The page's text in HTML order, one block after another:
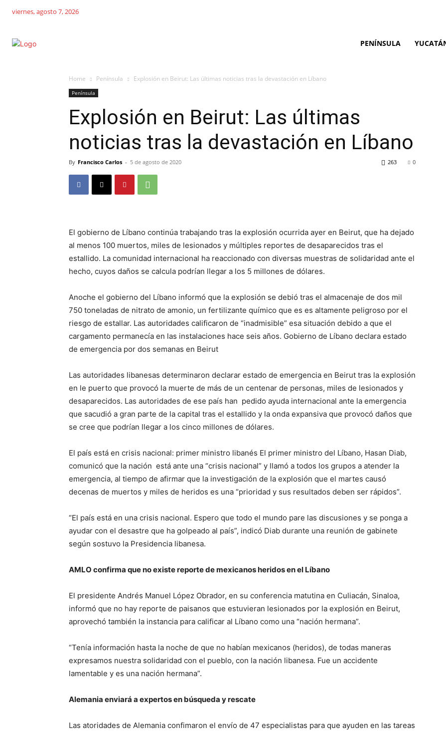
viernes, agosto 7, 2026
PENÍNSULA
Home Península Explosión en Beirut: Las últimas noticias tras la devastación en Líbano
Península
Explosión en Beirut: Las últimas
noticias tras la devastación en Líbano
By Francisco Carlos - 5 de agosto de 2020 0
263
El gobierno de Líbano continúa trabajando tras la explosión ocurrida ayer en Beirut, que ha dejado
al menos 100 muertos, miles de lesionados y múltiples reportes de desaparecidos tras el
estallido. La comunidad internacional ha reaccionado con diversas muestras de solidaridad ante el
hecho, cuyos daños se calcula podrían llegar a los 5 millones de dólares.
Anoche el gobierno del Líbano informó que la explosión se debió tras el almacenaje de dos mil
750 toneladas de nitrato de amonio, un fertilizante químico que es es altamente peligroso por el
riesgo de estallar. Las autoridades calificaron de “inadmisible” esa situación debido a que el
cargamento permanecía en las instalaciones hace seis años. Gobierno de Líbano declara estado
de emergencia por dos semanas en Beirut
Las autoridades libanesas determinaron declarar estado de emergencia en Beirut tras la explosión
en le puerto que provocó la muerte de más de un centenar de personas, miles de lesionados y
desaparecidos. Las autoridades de ese país han pedido ayuda internacional ante la emergencia
que sacudió a gran parte de la capital tras el estallido y la onda expansiva que provocó daños que
se cree que podrían llegar a los cinco millones de dólares.
El país está en crisis nacional: primer ministro libanés El primer ministro del Líbano, Hasan Diab,
comunicó que la nación está ante una “crisis nacional” y llamó a todos los grupos a atender la
emergencia, al tiempo de afirmar que la investigación de la explosión que el martes causó
decenas de muertos y miles de heridos es una “prioridad y sus resultados deben ser rápidos”.
“El país está en una crisis nacional. Espero que todo el mundo pare las discusiones y se ponga a
ayudar con el desastre que ha golpeado al país”, indicó Diab durante una reunión de gabinete
según sostuvo la Presidencia libanesa.
AMLO confirma que no existe reporte de mexicanos heridos en el Líbano
El presidente Andrés Manuel López Obrador, en su conferencia matutina en Culiacán, Sinaloa,
informó que no hay reporte de paisanos que estuvieran lesionados por la explosión en Beirut,
aprovechó también la instancia para calificar al Líbano como una “nación hermana”.
“Tenía información hasta la noche de que no habían mexicanos (heridos), de todas maneras
expresamos nuestra solidaridad con el pueblo, con la nación libanesa. Fue un accidente
lamentable y es una nación hermana”.
Alemania enviará a expertos en búsqueda y rescate
Las atoridades de Alemania confimaron el envío de 47 especialistas para que ayuden en las tareas